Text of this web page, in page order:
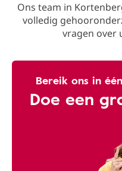
Ons team in
volledig
vragen over
Bereik ons ​​in
Doe een